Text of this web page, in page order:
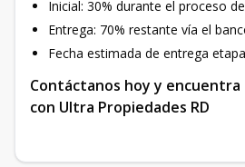
Inicial: 30% durante el proceso
Entrega: 70% restante vía el
Fecha estimada de entrega
Contáctanos hoy y
con Ultra Propiedades RD